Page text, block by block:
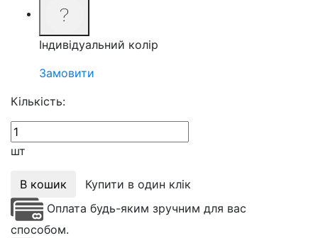
Індивідуальний колір
Замовити
Кількість:
шт
В кошик
Купити в один клік
Оплата будь-яким зручним для вас
способом.